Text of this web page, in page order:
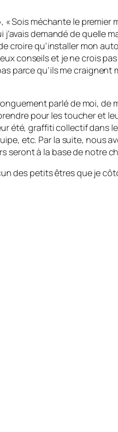
Sois méchante le premier
demandé de quelle
qu’installer mon
conseils et je ne crois
parce qu’ils me craignent
parlé de moi, de
pour les toucher et
été, graffiti collectif dans
etc. Par la suite, nous
seront à la base de notre
des petits êtres que je